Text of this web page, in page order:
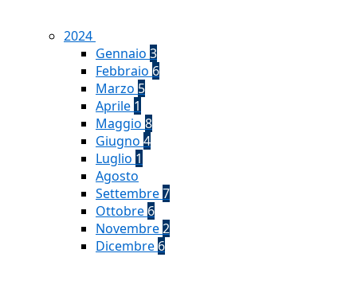
2024
Gennaio 3
Febbraio 6
Marzo 5
Aprile 1
Maggio 8
Giugno 4
Luglio 1
Agosto
Settembre7
Ottobre 6
Novembre2
Dicembre 6